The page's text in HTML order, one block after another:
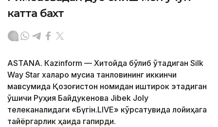
катта бахт
ASTANА. Кazinform — Хитойда бўлиб ўтадиган Silk
Way Star халқаро мусиқа танловининг иккинчи
мавсумида Қозоғистон номидан иштирок этадиган
қўшиқчи Руҳия Байдукенова Jibek Joly
телеканалидаги «Бүгін.LIVE» кўрсатувида лойиҳага
тайёргарлик ҳақида гапирди.